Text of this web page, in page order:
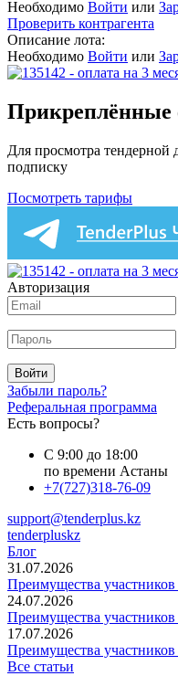
Необходимо Войти или
Проверить контрагента
Описание лота:
Необходимо Войти или
Для просмотра тендерной
подписку
Посмотреть тарифы
Авторизация
Войти
Забыли пароль?
Реферальная программа
Есть вопросы?
С 9:00 до 18:00
по времени Астаны
+7(727)318-76-09
support@tenderplus.kz
tenderpluskz
Блог
31.07.2026
Преимущества
24.07.2026
Преимущества
17.07.2026
Преимущества
Все статьи